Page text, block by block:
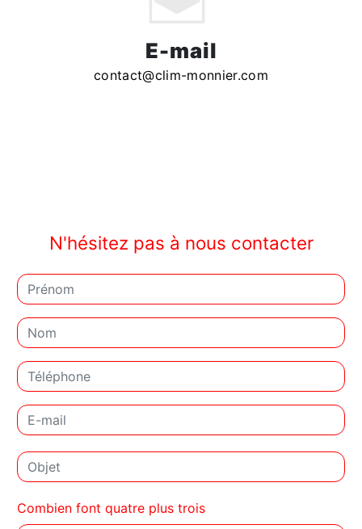
E-mail
contact@clim-monnier.com
N'hésitez pas à nous contacter
Combien font quatre plus trois